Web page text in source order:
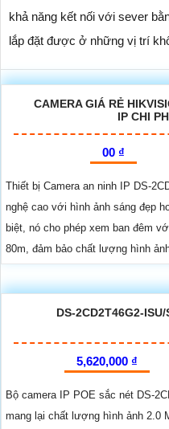
khả năng kết nối với sever
lắp đặt được ở những vị trí
CAMERA GIÁ RẺ
IP CHI
00 ₫
Thiết bị Camera an ninh IP DS-
nghệ cao với hình ảnh sáng đẹp
biệt, nó cho phép xem ban đêm
80m, đảm bảo chất lượng hình
DS-2CD2T46G2-
5,620,000 ₫
Bộ camera IP POE sắc nét DS-
mang lại chất lượng hình ảnh 2.0